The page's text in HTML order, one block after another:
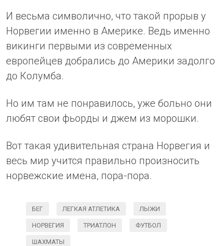
И весьма символично, что такой прорыв у
Норвегии именно в Америке. Ведь именно
викинги первыми из современных
европейцев добрались до Америки задолго
до Колумба.
Но им там не понравилось, уже больно они
любят свои фьорды и джем из морошки.
Вот такая удивительная страна Норвегия и
весь мир учится правильно произносить
норвежские имена, пора-пора.
БЕГ ЛЕГКАЯ АТЛЕТИКА ЛЫЖИ
НОРВЕГИЯ ТРИАТЛОН ФУТБОЛ
ШАХМАТЫ